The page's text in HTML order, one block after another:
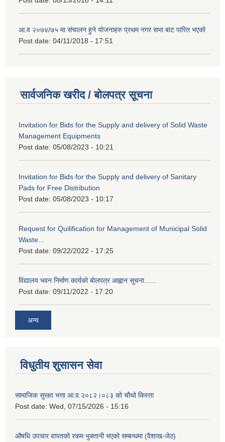
आ.व २०७४/७५ मा संचालन हुने योजनाहरु प्रथम नगर सभा बाट पारित भएको
Post date: 04/11/2018 - 17:51
सार्वजनिक खरीद / बोलपत्र सूचना
Invitation for Bids for the Supply and delivery of Solid Waste
Management Equipments
Post date: 05/08/2023 - 10:21
Invitation for Bids for the Supply and delivery of Sanitary
Pads for Free Distribution
Post date: 05/08/2023 - 10:17
Request for Quilification for Management of Municipal Solid
Waste...
Post date: 09/22/2022 - 17:25
विद्यालय भवन निर्माण कार्यको बोलपत्र आह्वान सूचना......
Post date: 09/11/2022 - 17:20
अन्य
विधुतीय शुसासन सेवा
सामाजिक सुरक्षा भत्ता आ.व.२०८२।०८३ को चौथो किस्ता
Post date: Wed, 07/15/2026 - 15:16
औषधि उपचार वापतको रकम भुक्तानी भएको सम्बन्धमा (वैशाख-जेठ)